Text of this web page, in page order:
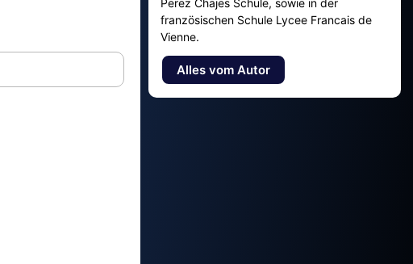
Perez Chajes Schule, sowie in der
französischen Schule Lycee Francais de
Vienne.
Alles vom Autor